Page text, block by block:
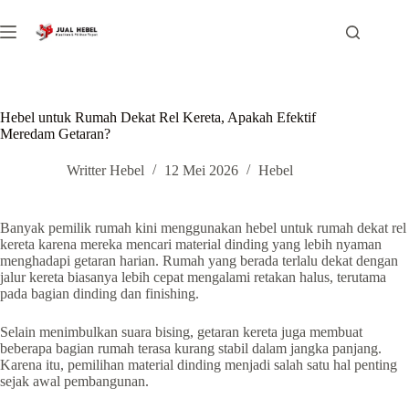
to
content
Hebel untuk Rumah Dekat Rel Kereta, Apakah Efektif
Meredam Getaran?
Writter Hebel 12 Mei 2026 Hebel
Banyak pemilik rumah kini menggunakan hebel untuk rumah dekat rel
kereta karena mereka mencari material dinding yang lebih nyaman
menghadapi getaran harian. Rumah yang berada terlalu dekat dengan
jalur kereta biasanya lebih cepat mengalami retakan halus, terutama
pada bagian dinding dan finishing.
Selain menimbulkan suara bising, getaran kereta juga membuat
beberapa bagian rumah terasa kurang stabil dalam jangka panjang.
Karena itu, pemilihan material dinding menjadi salah satu hal penting
sejak awal pembangunan.